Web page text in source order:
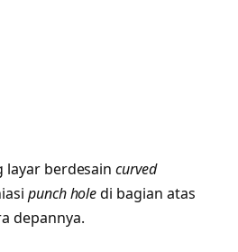
layar berdesaincurved
punch holedi bagian atas
depannya.